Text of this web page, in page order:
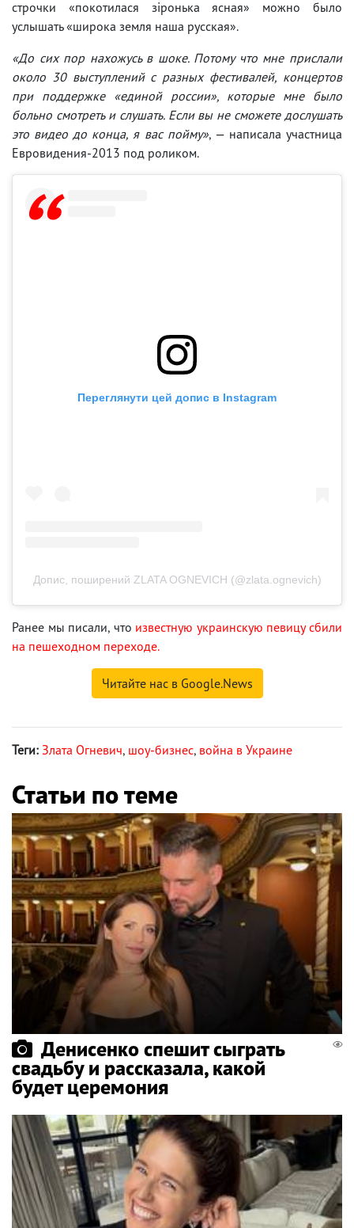
строчки «покотилася зіронька ясная» можно было
услышать «широка земля наша русская».
«До сих пор нахожусь в шоке. Потому что мне прислали
около 30 выступлений с разных фестивалей, концертов
при поддержке «единой россии», которые мне было
больно смотреть и слушать. Если вы не сможете дослушать
это видео до конца, я вас пойму», — написала участница
Евровидения-2013 под роликом.
Переглянути цей допис в Instagram
Допис, поширений ZLATA OGNEVICH (@zlata.ognevich)
Ранее мы писали, что известную украинскую певицу сбили
на пешеходном переходе.
Читайте нас в Google.News
Теги: Злата Огневич, шоу-бизнес, война в Украине
Статьи по теме
Денисенко спешит сыграть
свадьбу и рассказала, какой
будет церемония